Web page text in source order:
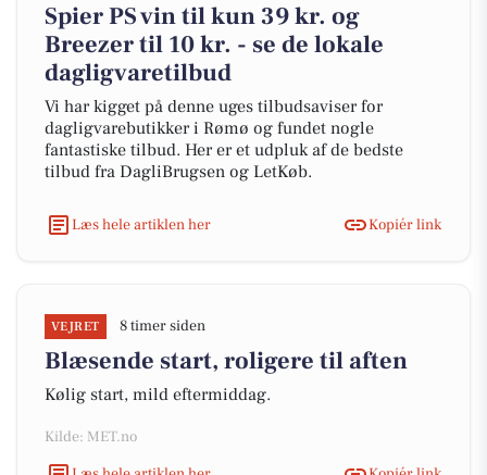
Spier PS vin til kun 39 kr. og
Breezer til 10 kr. - se de lokale
dagligvaretilbud
Vi har kigget på denne uges tilbudsaviser for
dagligvarebutikker i Rømø og fundet nogle
fantastiske tilbud. Her er et udpluk af de bedste
tilbud fra DagliBrugsen og LetKøb.
Læs hele artiklen her Kopiér link
VEJRET 8 timer siden
Blæsende start, roligere til aften
Kølig start, mild eftermiddag.
Kilde: MET.no